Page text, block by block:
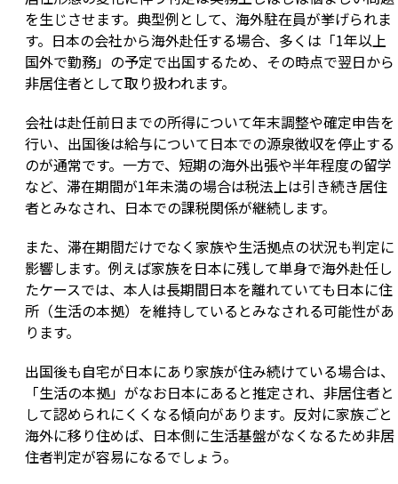
を生じさせます。典型例として、海外駐在員が挙げられま
す。日本の会社から海外赴任する場合、多くは「1年以上
国外で勤務」の予定で出国するため、その時点で翌日から
非居住者として取り扱われます。
会社は赴任前日までの所得について年末調整や確定申告を
行い、出国後は給与について日本での源泉徴収を停止する
のが通常です。一方で、短期の海外出張や半年程度の留学
など、滞在期間が1年未満の場合は税法上は引き続き居住
者とみなされ、日本での課税関係が継続します。
また、滞在期間だけでなく家族や生活拠点の状況も判定に
影響します。例えば家族を日本に残して単身で海外赴任し
たケースでは、本人は長期間日本を離れていても日本に住
所（生活の本拠）を維持しているとみなされる可能性があ
ります。
出国後も自宅が日本にあり家族が住み続けている場合は、
「生活の本拠」がなお日本にあると推定され、非居住者と
して認められにくくなる傾向があります。反対に家族ごと
海外に移り住めば、日本側に生活基盤がなくなるため非居
住者判定が容易になるでしょう。